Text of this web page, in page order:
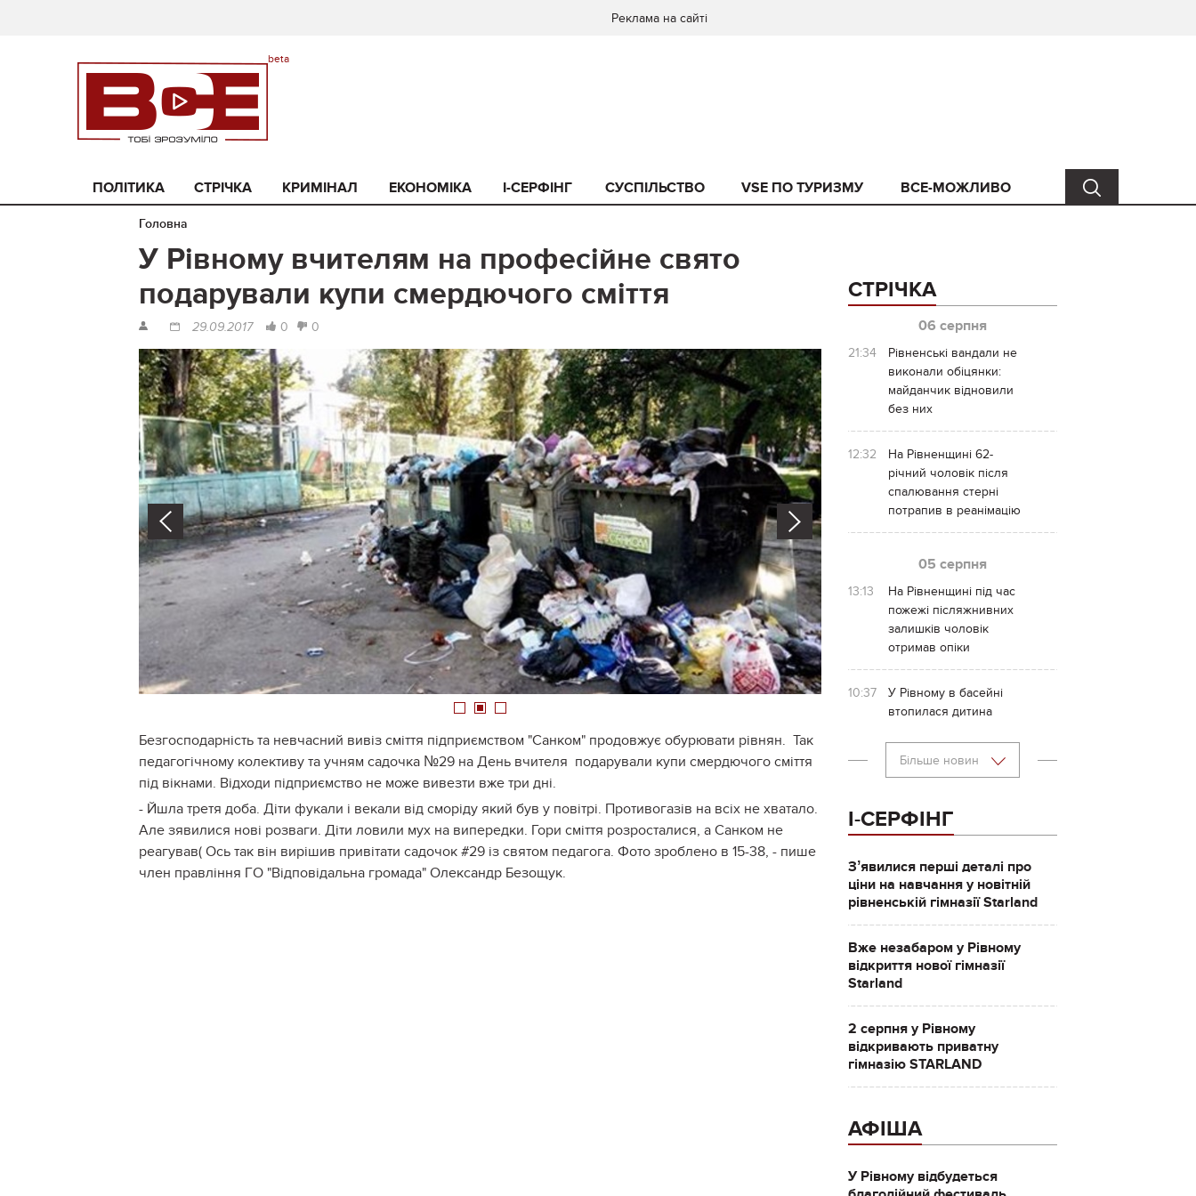
Реклама на сайті
ПОЛІТИКА СТРІЧКА КРИМІНАЛ ЕКОНОМІКА I-СЕРФІНГ СУСПІЛЬСТВО VSE ПО ТУРИЗМУ ВСЕ-МОЖЛИВО
Головна
У Рівному вчителям на професійне свято
подарували купи смердючого сміття
29.09.2017 0 0
Prev Next
1 2 3
Безгосподарність та невчасний вивіз сміття підприємством "Санком" продовжує обурювати рівнян. Так
педагогічному колективу та учням садочка №29 на День вчителя подарували купи смердючого сміття
під вікнами. Відходи підприємство не може вивезти вже три дні.
- Йшла третя доба. Діти фукали і векали від сморіду який був у повітрі. Противогазів на всіх не хватало.
Але зявилися нові розваги. Діти ловили мух на випередки. Гори сміття розросталися, а Санком не
реагував( Ось так він вирішив привітати садочок #29 із святом педагога. Фото зроблено в 15-38, - пише
член правління ГО "Відповідальна громада" Олександр Безощук.
СТРІЧКА
06 серпня
21:34
Рівненські вандали не
виконали обіцянки:
майданчик відновили
без них
12:32
На Рівненщині 62-
річний чоловік після
спалювання стерні
потрапив в реанімацію
05 серпня
13:13
На Рівненщині під час
пожежі післяжнивних
залишків чоловік
отримав опіки
10:37
У Рівному в басейні
втопилася дитина
Більше новин
І-СЕРФІНГ
Зʼявилися перші деталі про
ціни на навчання у новітній
рівненській гімназії Starland
Вже незабаром у Рівному
відкриття нової гімназії
Starland
2 серпня у Рівному
відкривають приватну
гімназію STARLAND
АФІША
У Рівному відбудеться